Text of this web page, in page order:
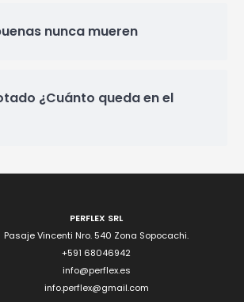
nunca mueren
¿Cuánto queda en el
PERFLEX SRL
Pasaje Vincenti Nro. 540 Zona Sopocachi.
+591 68046942
info@perflex.es
info.perflex@gmail.com